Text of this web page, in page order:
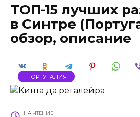
ТОП-15 лучших
в Синтре
обзор, описание
ПОРТУГАЛИЯ
НА ЧТЕНИЕ